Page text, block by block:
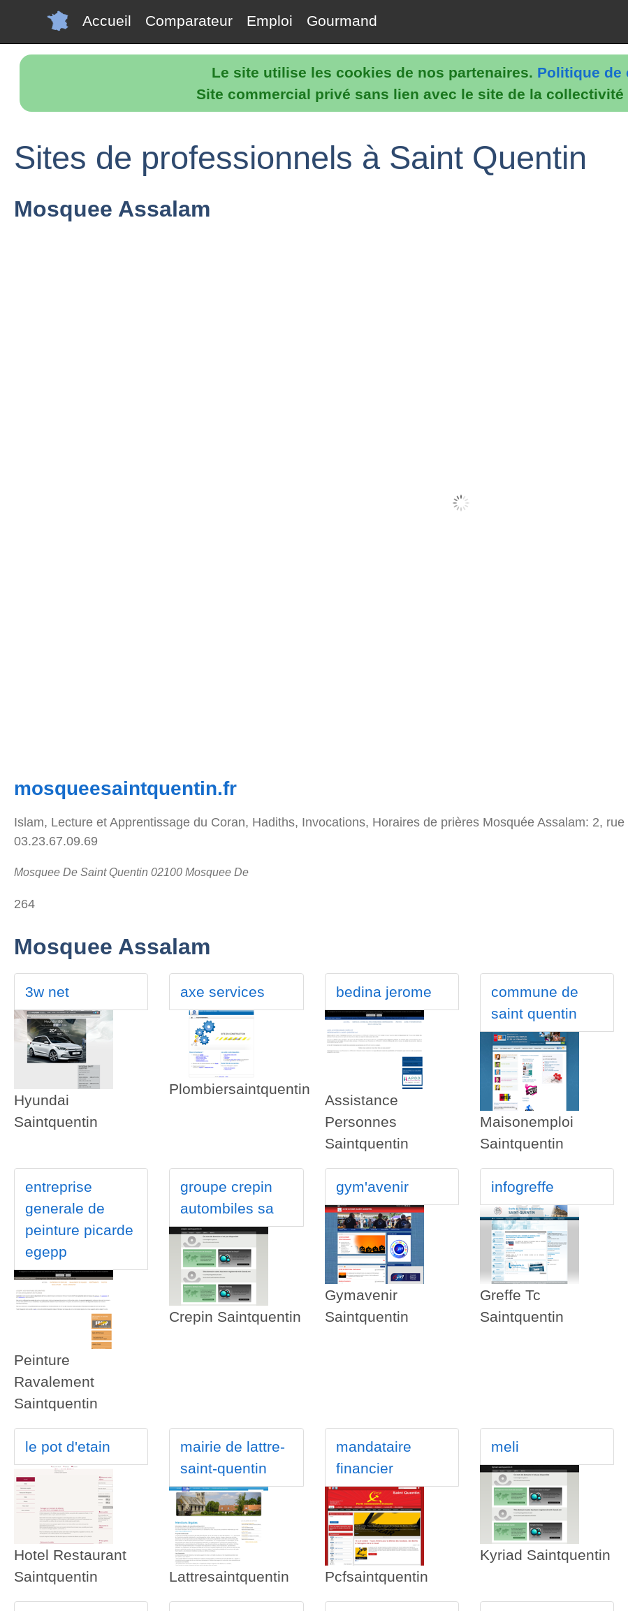
Le site utilise les cookies de nos partenaires. Politique de
Site commercial privé sans lien avec le site de la collectivité
Accueil Comparateur Emploi Gourmand
Sites de professionnels à Saint Quentin
Mosquee Assalam
mosqueesaintquentin.fr
Islam, Lecture et Apprentissage du Coran, Hadiths, Invocations, Horaires de prières Mosquée Assalam: 2,
03.23.67.09.69
Mosquee De Saint Quentin 02100 Mosquee De
264
Mosquee Assalam
3w net
Hyundai
Saintquentin
axe services
Plombiersaintquentin
bedina jerome
Assistance
Personnes
Saintquentin
commune de
saint quentin
Maisonemploi
Saintquentin
entreprise
generale de
peinture picarde
egepp
Peinture
Ravalement
Saintquentin
groupe crepin
autombiles sa
Crepin Saintquentin
gym'avenir
Gymavenir
Saintquentin
infogreffe
Greffe Tc
Saintquentin
le pot d'etain
Hotel Restaurant
Saintquentin
mairie de lattre-
saint-quentin
Lattresaintquentin
mandataire
financier
Pcfsaintquentin
meli
Kyriad Saintquentin